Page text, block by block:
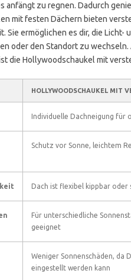
anfängt zu regnen. Dadurch
mit festen Dächern bieten
Sie ermöglichen es dir, die
oder den Standort zu
die Hollywoodschaukel mit
HOLLYWOODSCHAUKEL MIT
Individuelle Dachneigung für
Schutz vor Sonne, leichtem
Dach ist flexibel kippbar oder
Für unterschiedliche
geeignet
Weniger Sonnenschäden, da
eingestellt werden kann